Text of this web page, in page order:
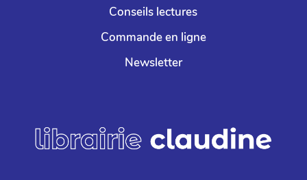
Conseils lectures
Commande en ligne
Newsletter